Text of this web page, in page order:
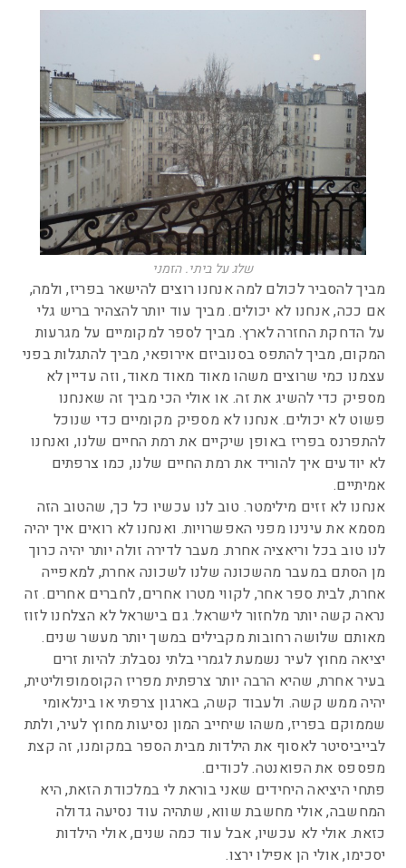
שלג על ביתי. הזמני
מביך להסביר לכולם למה אנחנו רוצים להישאר בפריז, ולמה,
אם ככה, אנחנו לא יכולים. מביך עוד יותר להצהיר בריש גלי
על הדחקת החזרה לארץ. מביך לספר למקומיים על מגרעות
המקום, מביך להתפס בסנוביזם אירופאי, מביך להתגלות בפני
עצמנו כמי שרוצים משהו מאוד מאוד מאוד, וזה עדיין לא
מספיק כדי להשיג את זה. או אולי הכי מביך זה שאנחנו
פשוט לא יכולים. אנחנו לא מספיק מקומיים כדי שנוכל
להתפרנס בפריז באופן שיקיים את רמת החיים שלנו, ואנחנו
לא יודעים איך להוריד את רמת החיים שלנו, כמו צרפתים
אמיתיים.
אנחנו לא זזים מילימטר. טוב לנו עכשיו כל כך, שהטוב הזה
מסמא את עינינו מפני האפשרויות. ואנחנו לא רואים איך יהיה
לנו טוב בכל וריאציה אחרת. מעבר לדירה זולה יותר יהיה כרוך
מן הסתם במעבר מהשכונה שלנו לשכונה אחרת, למאפייה
אחרת, לבית ספר אחר, לקווי מטרו אחרים, לחברים אחרים. זה
נראה קשה יותר מלחזור לישראל. גם בישראל לא הצלחנו לזוז
מאותם שלושה רחובות מקבילים במשך יותר מעשר שנים.
יציאה מחוץ לעיר נשמעת לגמרי בלתי נסבלת: להיות זרים
בעיר אחרת, שהיא הרבה יותר צרפתית מפריז הקוסמופוליטית,
יהיה ממש קשה. ולעבוד קשה, בארגון צרפתי או בינלאומי
שממוקם בפריז, משהו שיחייב המון נסיעות מחוץ לעיר, ולתת
לבייביסיטר לאסוף את הילדות מבית הספר במקומנו, זה קצת
מפספס את הפואנטה. לכודים.
פתחי היציאה היחידים שאני בוראת לי במלכודת הזאת, היא
המחשבה, אולי מחשבת שווא, שתהיה עוד נסיעה גדולה
כזאת. אולי לא עכשיו, אבל עוד כמה שנים, אולי הילדות
יסכימו, אולי הן אפילו ירצו.